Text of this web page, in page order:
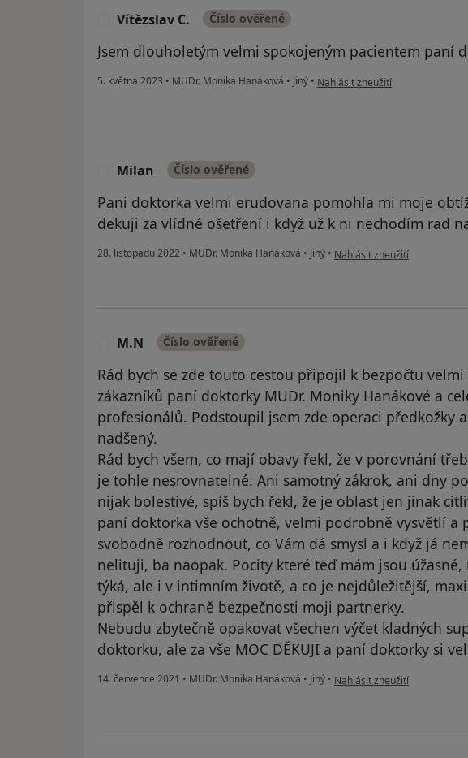
Vítězslav C. Číslo ověřené
Jsem dlouholetým velmi spokojeným pacientem paní
5. května 2023 • MUDr. Monika Hanáková • Jiný • podle názoru uživatele Vítězslav C.
Nahlásit zneužití
Milan Číslo ověřené
Pani doktorka velmi erudovana pomohla mi moje
dekuji za vlídné ošetření i když už k ni nechodím rad
28. listopadu 2022 • MUDr. Monika Hanáková • Jiný • podle názoru uživatele Milan
Nahlásit zneužití
M.N Číslo ověřené
Rád bych se zde touto cestou připojil k bezpočtu
zákazníků paní doktorky MUDr. Moniky Hanákové a
profesionálů. Podstoupil jsem zde operaci předkožky
nadšený.
Rád bych všem, co mají obavy řekl, že v porovnání
je tohle nesrovnatelné. Ani samotný zákrok, ani dny
nijak bolestivé, spíš bych řekl, že je oblast jen jinak
paní doktorka vše ochotně, velmi podrobně vysvětlí a
svobodně rozhodnout, co Vám dá smysl a i když já
nelituji, ba naopak. Pocity které teď mám jsou
týká, ale i v intimním životě, a co je nejdůležitější,
přispěl k ochraně bezpečnosti moji partnerky.
Nebudu zbytečně opakovat všechen výčet kladných
doktorku, ale za vše MOC DĚKUJI a paní doktorky si
14. července 2021 • MUDr. Monika Hanáková • Jiný • podle názoru uživatele M.N
Nahlásit zneužití